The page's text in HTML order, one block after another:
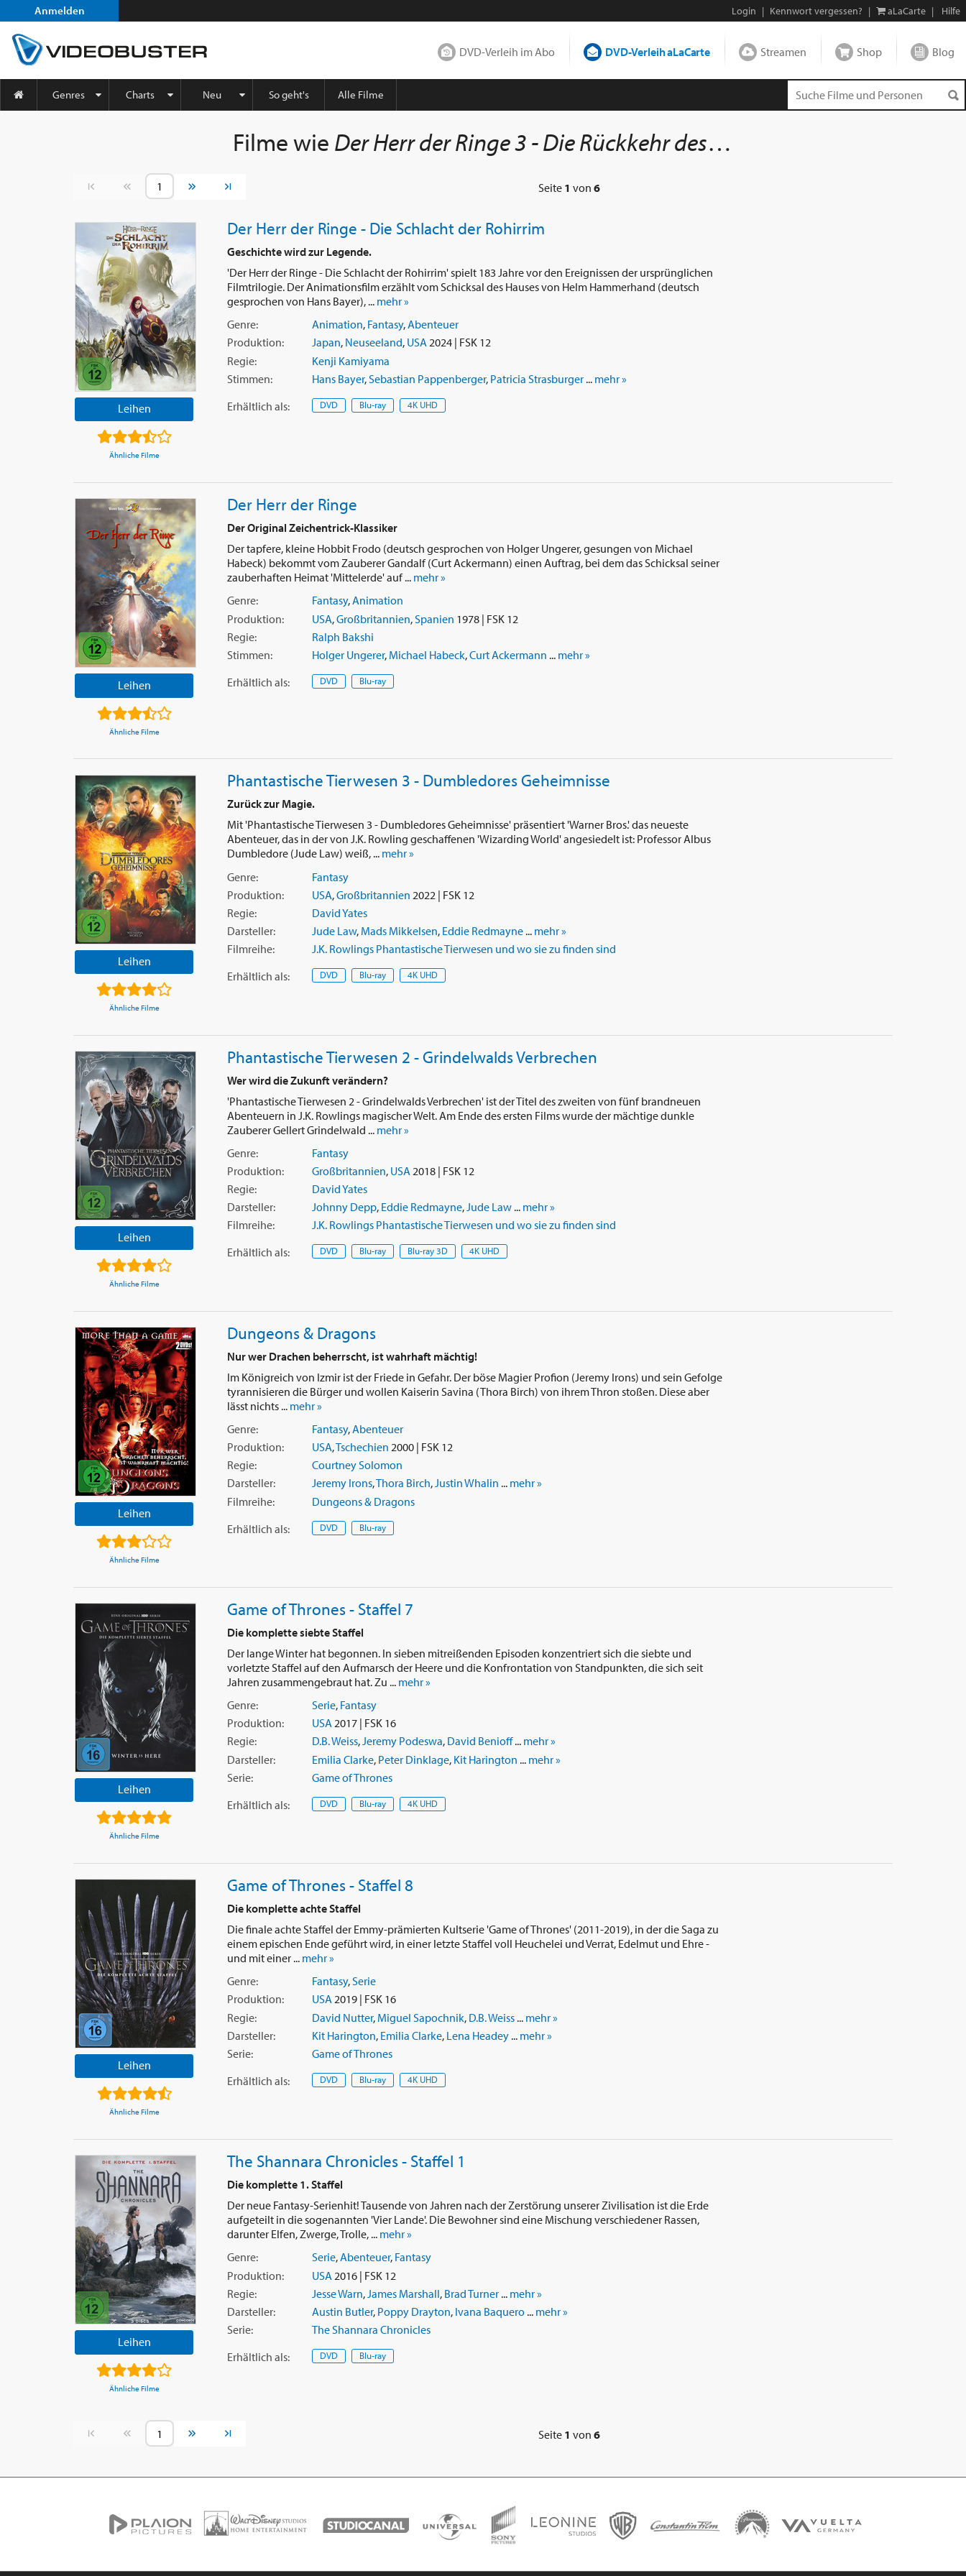
Anmelden Login | Kennwort vergessen? | aLaCarte | Hilfe
DVD-Verleih im Abo DVD-Verleih aLaCarte Streamen Shop Blog
Genres Charts Neu So geht's Alle Filme
Filme wie Der Herr der Ringe 3 - Die Rückkehr des Königs
Vorherige Seite Nächste Seite Seite 1 von 6
Leihen
Ähnliche Filme
Der Herr der Ringe - Die Schlacht der Rohirrim
Geschichte wird zur Legende.
'Der Herr der Ringe - Die Schlacht der Rohirrim' spielt 183 Jahre vor den Ereignissen der ursprünglichen
Filmtrilogie. Der Animationsfilm erzählt vom Schicksal des Hauses von Helm Hammerhand (deutsch
gesprochen von Hans Bayer), ... mehr »
Genre:
Animation, Fantasy,Abenteuer
Produktion:
Japan, Neuseeland, USA2024 | FSK 12
Regie:
Kenji Kamiyama
Stimmen:
Hans Bayer, Sebastian Pappenberger, Patricia Strasburger... mehr »
Erhältlich als: DVD Blu-ray 4K UHD
Leihen
Ähnliche Filme
Der Herr der Ringe
Der Original Zeichentrick-Klassiker
Der tapfere, kleine Hobbit Frodo (deutsch gesprochen von Holger Ungerer, gesungen von Michael
Habeck) bekommt vom Zauberer Gandalf (Curt Ackermann) einen Auftrag, bei dem das Schicksal seiner
zauberhaften Heimat 'Mittelerde' auf ... mehr »
Genre:
Fantasy,Animation
Produktion:
USA,Großbritannien, Spanien 1978 | FSK 12
Regie:
Ralph Bakshi
Stimmen:
Holger Ungerer, Michael Habeck,Curt Ackermann ... mehr »
Erhältlich als: DVD Blu-ray
Leihen
Ähnliche Filme
Phantastische Tierwesen 3 - Dumbledores Geheimnisse
Zurück zur Magie.
Mit 'Phantastische Tierwesen 3 - Dumbledores Geheimnisse' präsentiert 'Warner Bros.' das neueste
Abenteuer, das in der von J.K. Rowling geschaffenen 'Wizarding World' angesiedelt ist: Professor Albus
Dumbledore (Jude Law) weiß, ... mehr »
Genre:
Fantasy
Produktion:
USA,Großbritannien 2022 | FSK 12
Regie:
David Yates
Darsteller:
Jude Law, Mads Mikkelsen, Eddie Redmayne... mehr »
Filmreihe:
J.K. Rowlings Phantastische Tierwesen und wo sie zu finden sind
Erhältlich als: DVD Blu-ray 4K UHD
Leihen
Ähnliche Filme
Phantastische Tierwesen 2 - Grindelwalds Verbrechen
Wer wird die Zukunft verändern?
'Phantastische Tierwesen 2 - Grindelwalds Verbrechen' ist der Titel des zweiten von fünf brandneuen
Abenteuern in J.K. Rowlings magischer Welt. Am Ende des ersten Films wurde der mächtige dunkle
Zauberer Gellert Grindelwald ... mehr »
Genre:
Fantasy
Produktion:
Großbritannien, USA 2018 | FSK 12
Regie:
David Yates
Darsteller:
Johnny Depp, Eddie Redmayne,Jude Law... mehr »
Filmreihe:
J.K. Rowlings Phantastische Tierwesen und wo sie zu finden sind
Erhältlich als: DVD Blu-ray Blu-ray 3D 4K UHD
Leihen
Ähnliche Filme
Dungeons & Dragons
Nur wer Drachen beherrscht, ist wahrhaft mächtig!
Im Königreich von Izmir ist der Friede in Gefahr. Der böse Magier Profion (Jeremy Irons) und sein Gefolge
tyrannisieren die Bürger und wollen Kaiserin Savina (Thora Birch) von ihrem Thron stoßen. Diese aber
lässt nichts ... mehr »
Genre:
Fantasy,Abenteuer
Produktion:
USA,Tschechien 2000 | FSK 12
Regie:
Courtney Solomon
Darsteller:
Jeremy Irons,Thora Birch,Justin Whalin ... mehr »
Filmreihe:
Dungeons & Dragons
Erhältlich als: DVD Blu-ray
Leihen
Ähnliche Filme
Game of Thrones - Staffel 7
Die komplette siebte Staffel
Der lange Winter hat begonnen. In sieben mitreißenden Episoden konzentriert sich die siebte und
vorletzte Staffel auf den Aufmarsch der Heere und die Konfrontation von Standpunkten, die sich seit
Jahren zusammengebraut hat. Zu ... mehr »
Genre:
Serie, Fantasy
Produktion:
USA2017 | FSK 16
Regie:
D.B. Weiss,Jeremy Podeswa, David Benioff... mehr »
Darsteller:
Emilia Clarke, Peter Dinklage, Kit Harington ... mehr »
Serie:
Game of Thrones
Erhältlich als: DVD Blu-ray 4K UHD
Leihen
Ähnliche Filme
Game of Thrones - Staffel 8
Die komplette achte Staffel
Die finale achte Staffel der Emmy-prämierten Kultserie 'Game of Thrones' (2011-2019), in der die Saga zu
einem epischen Ende geführt wird, in einer letzte Staffel voll Heuchelei und Verrat, Edelmut und Ehre -
und mit einer ... mehr »
Genre:
Fantasy,Serie
Produktion:
USA2019 | FSK 16
Regie:
David Nutter, Miguel Sapochnik, D.B. Weiss... mehr »
Darsteller:
Kit Harington, Emilia Clarke, Lena Headey... mehr »
Serie:
Game of Thrones
Erhältlich als: DVD Blu-ray 4K UHD
Leihen
Ähnliche Filme
The Shannara Chronicles - Staffel 1
Die komplette 1. Staffel
Der neue Fantasy-Serienhit! Tausende von Jahren nach der Zerstörung unserer Zivilisation ist die Erde
aufgeteilt in die sogenannten 'Vier Lande'. Die Bewohner sind eine Mischung verschiedener Rassen,
darunter Elfen, Zwerge, Trolle, ... mehr »
Genre:
Serie,Abenteuer, Fantasy
Produktion:
USA 2016 | FSK 12
Regie:
Jesse Warn, James Marshall, Brad Turner... mehr »
Darsteller:
Austin Butler, Poppy Drayton, Ivana Baquero... mehr »
Serie:
The Shannara Chronicles
Erhältlich als: DVD Blu-ray
Vorherige Seite Nächste Seite Seite 1 von 6